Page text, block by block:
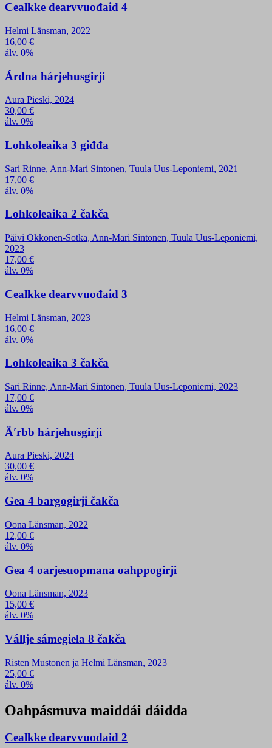
Cealkke dearvvuođaid 4
Helmi Länsman, 2022
16,00 €
álv. 0%
Árdna hárjehusgirji
Aura Pieski, 2024
30,00 €
álv. 0%
Lohkoleaika 3 giđđa
Sari Rinne, Ann-Mari Sintonen, Tuula Uus-Leponiemi, 2021
17,00 €
álv. 0%
Lohkoleaika 2 čakča
Päivi Okkonen-Sotka, Ann-Mari Sintonen, Tuula Uus-Leponiemi,
2023
17,00 €
álv. 0%
Cealkke dearvvuođaid 3
Helmi Länsman, 2023
16,00 €
álv. 0%
Lohkoleaika 3 čakča
Sari Rinne, Ann-Mari Sintonen, Tuula Uus-Leponiemi, 2023
17,00 €
álv. 0%
Äʹrbb hárjehusgirji
Aura Pieski, 2024
30,00 €
álv. 0%
Gea 4 bargogirji čakča
Oona Länsman, 2022
12,00 €
álv. 0%
Gea 4 oarjesuopmana oahppogirji
Oona Länsman, 2023
15,00 €
álv. 0%
Vállje sámegiela 8 čakča
Risten Mustonen ja Helmi Länsman, 2023
25,00 €
álv. 0%
Oahpásmuva maiddái dáidda
Cealkke dearvvuođaid 2